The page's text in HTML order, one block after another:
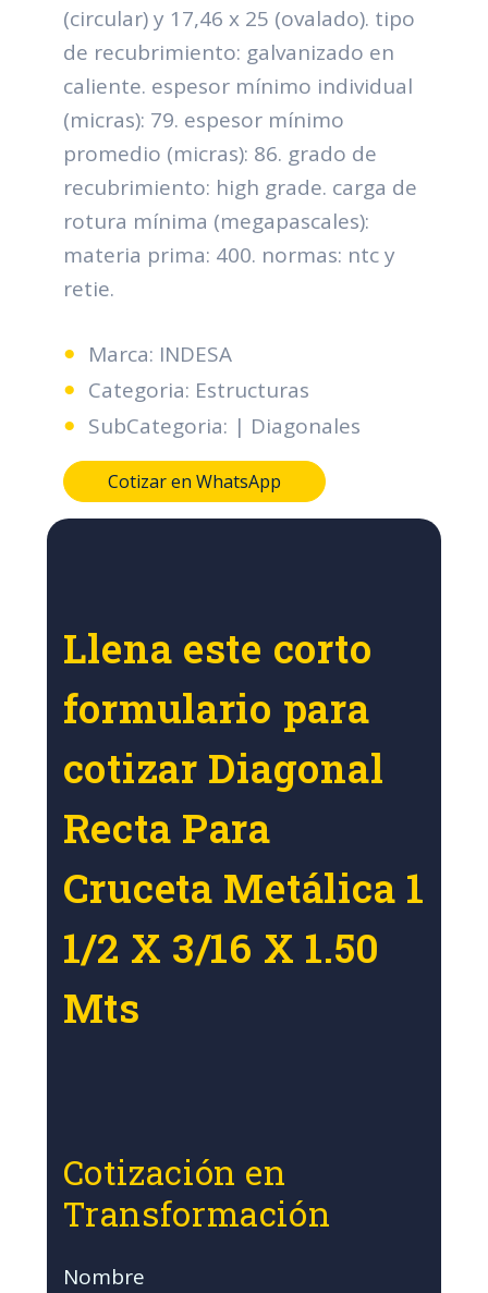
(circular) y 17,46 x 25 (ovalado). tipo
de recubrimiento: galvanizado en
caliente. espesor mínimo individual
(micras): 79. espesor mínimo
promedio (micras): 86. grado de
recubrimiento: high grade. carga de
rotura mínima (megapascales):
materia prima: 400. normas: ntc y
retie.
Marca: INDESA
Categoria: Estructuras
SubCategoria: | Diagonales
Cotizar en WhatsApp
Llena este corto
formulario para
cotizar Diagonal
Recta Para
Cruceta Metálica 1
1/2 X 3/16 X 1.50
Mts
Cotización en
Transformación
Nombre